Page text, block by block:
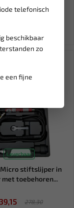
telefonisch
beschikbaar
zo
een fijne
168,80
Leverbaar
Micro stiftslijper in
met toebehoren...
278,30